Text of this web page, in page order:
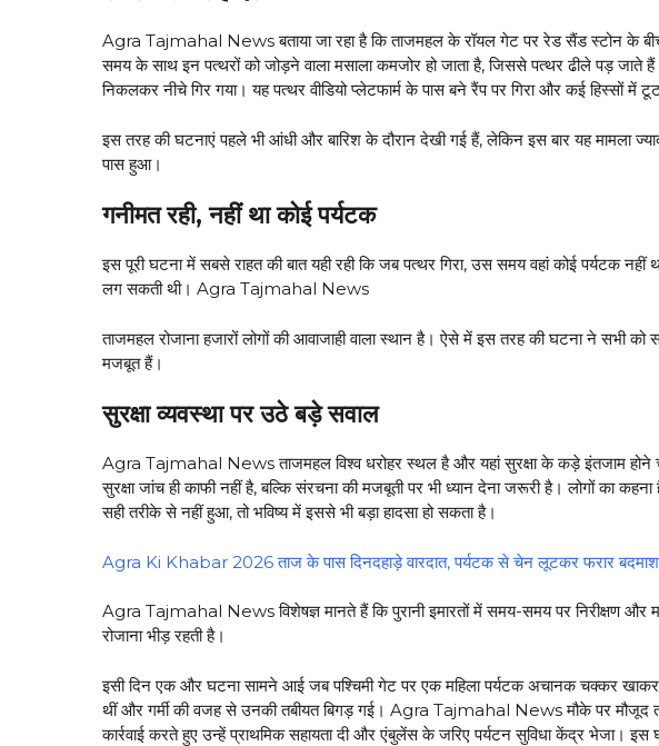
Agra Tajmahal News बताया जा रहा है कि ताजमहल के रॉयल गेट पर रेड सैंड स्टोन के
समय के साथ इन पत्थरों को जोड़ने वाला मसाला कमजोर हो जाता है, जिससे पत्थर ढीले पड़
निकलकर नीचे गिर गया। यह पत्थर वीडियो प्लेटफार्म के पास बने रैंप पर गिरा और कई हिस्सों में
इस तरह की घटनाएं पहले भी आंधी और बारिश के दौरान देखी गई हैं, लेकिन इस बार यह मामला
पास हुआ।
गनीमत रही, नहीं था कोई पर्यटक
इस पूरी घटना में सबसे राहत की बात यही रही कि जब पत्थर गिरा, उस समय वहां कोई पर्यटक नहीं
लग सकती थी। Agra Tajmahal News
ताजमहल रोजाना हजारों लोगों की आवाजाही वाला स्थान है। ऐसे में इस तरह की घटना ने सभी
मजबूत हैं।
सुरक्षा व्यवस्था पर उठे बड़े सवाल
Agra Tajmahal News ताजमहल विश्व धरोहर स्थल है और यहां सुरक्षा के कड़े इंतजाम होने
सुरक्षा जांच ही काफी नहीं है, बल्कि संरचना की मजबूती पर भी ध्यान देना जरूरी है। लोगों का
सही तरीके से नहीं हुआ, तो भविष्य में इससे भी बड़ा हादसा हो सकता है।
Agra Ki Khabar 2026 ताज के पास दिनदहाड़े वारदात, पर्यटक से चेन लूटकर फरार बदमाश
Agra Tajmahal News विशेषज्ञ मानते हैं कि पुरानी इमारतों में समय-समय पर निरीक्षण और
रोजाना भीड़ रहती है।
इसी दिन एक और घटना सामने आई जब पश्चिमी गेट पर एक महिला पर्यटक अचानक चक्कर खाकर
थीं और गर्मी की वजह से उनकी तबीयत बिगड़ गई। Agra Tajmahal News मौके पर मौजूद
कार्रवाई करते हुए उन्हें प्राथमिक सहायता दी और एंबुलेंस के जरिए पर्यटन सुविधा केंद्र भेजा। इस